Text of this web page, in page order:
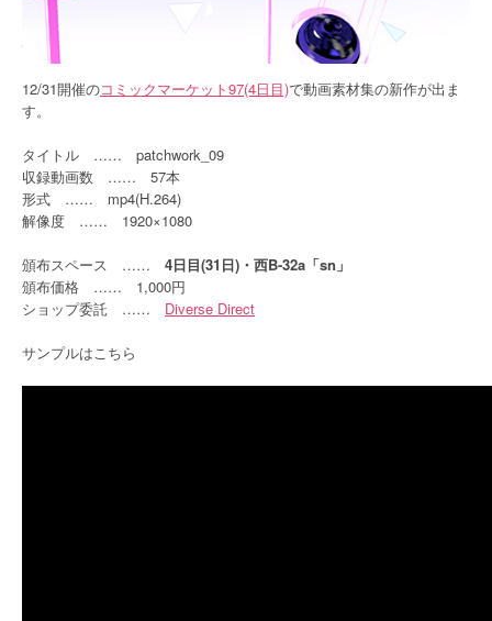
12/31開催のコミックマーケット97(4日目)で動画素材集の新作が出ま
す。
タイトル …… patchwork_09
収録動画数 …… 57本
形式 …… mp4(H.264)
解像度 …… 1920×1080
頒布スペース …… 4日目(31日)・西B-32a「sn」
頒布価格 …… 1,000円
ショップ委託 …… Diverse Direct
サンプルはこちら